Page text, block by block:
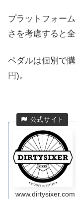
プラットフォー
さを考慮すると
ペダルは個別で
円)。
www.dirtysixer.com